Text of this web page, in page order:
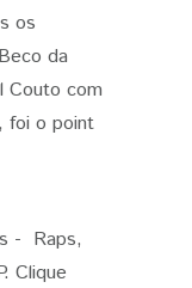
os
da
Couto com
foi o point
- Raps,
Clique